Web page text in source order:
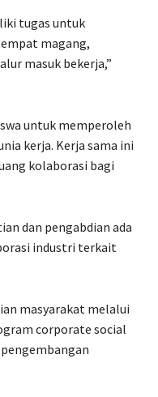
tugas untuk
magang,
masuk bekerja,”
untuk memperoleh
kerja. Kerja sama ini
kolaborasi bagi
dan pengabdian ada
industri terkait
masyarakat melalui
corporate social